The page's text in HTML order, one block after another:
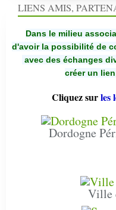
LIENS AMIS,
Dans le milieu
d'avoir la possibilité de
avec des échanges
créer un
Cliquez surles
Dordogne
Ville